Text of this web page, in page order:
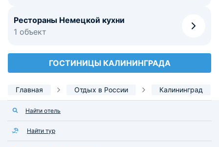
Рестораны Немецкой кухни
1 объект
ГОСТИНИЦЫ КАЛИНИНГРАДА
Главная Отдых в России Калининград
Найти отель
Найти тур